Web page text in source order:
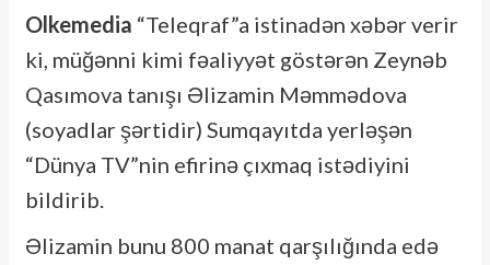
Olkemedia “Teleqraf”a istinadən xəbər verir
ki, müğənni kimi fəaliyyət göstərən Zeynəb
Qasımova tanışı Əlizamin Məmmədova
(soyadlar şərtidir) Sumqayıtda yerləşən
“Dünya TV”nin efirinə çıxmaq istədiyini
bildirib.
Əlizamin bunu 800 manat qarşılığında edə